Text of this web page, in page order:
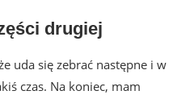
drugiej
uda się zebrać następne i w
czas. Na koniec, mam